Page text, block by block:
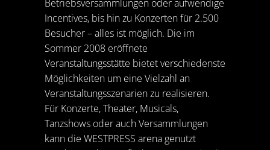
Betriebsversammlungen oder aufwendige
Incentives, bis hin zu Konzerten für 2.500
Besucher – alles ist möglich. Die im
Sommer 2008 eröffnete
Veranstaltungsstätte bietet verschiedenste
Möglichkeiten um eine Vielzahl an
Veranstaltungsszenarien zu realisieren.
Für Konzerte, Theater, Musicals,
Tanzshows oder auch Versammlungen
kann die WESTPRESS arena genutzt